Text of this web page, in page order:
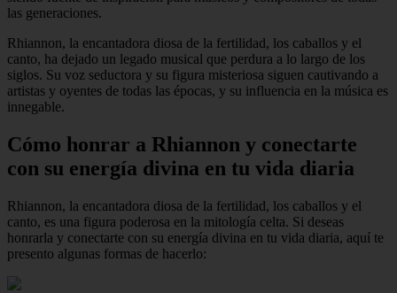
las generaciones.
Rhiannon, la encantadora diosa de la fertilidad, los caballos y el
canto, ha dejado un legado musical que perdura a lo largo de los
siglos. Su voz seductora y su figura misteriosa siguen cautivando a
artistas y oyentes de todas las épocas, y su influencia en la música es
innegable.
Cómo honrar a Rhiannon y conectarte
con su energía divina en tu vida diaria
Rhiannon, la encantadora diosa de la fertilidad, los caballos y el
canto, es una figura poderosa en la mitología celta. Si deseas
honrarla y conectarte con su energía divina en tu vida diaria, aquí te
presento algunas formas de hacerlo: